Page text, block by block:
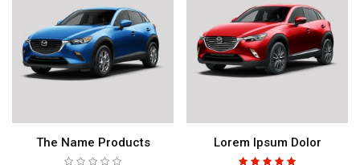
Lorem Ipsum Dolor
The Name Products